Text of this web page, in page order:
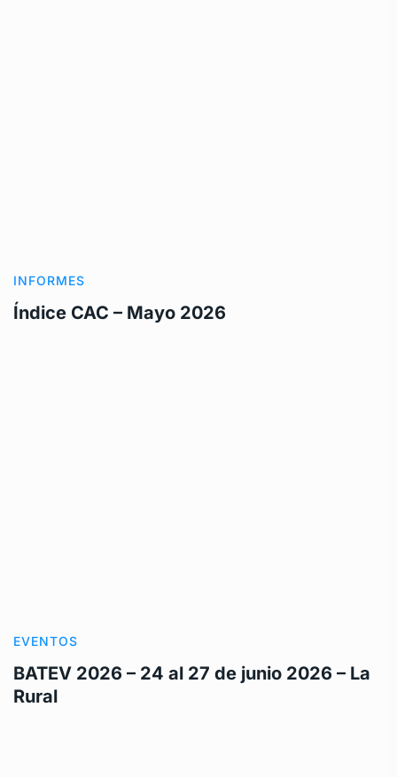
INFORMES
Índice CAC – Mayo 2026
EVENTOS
BATEV 2026 – 24 al 27 de junio 2026 – La
Rural